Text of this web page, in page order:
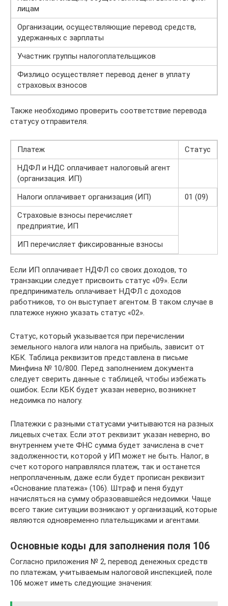
лицам
Организации, осуществляющие перевод средств,
удержанных с зарплаты
Участник группы налогоплательщиков
Физлицо осуществляет перевод денег в уплату
страховых взносов
Также необходимо проверить соответствие перевода
статусу отправителя.
Платеж
Статус
НДФЛ и НДС оплачивает налоговый агент
(организация. ИП)
Налоги оплачивает организация (ИП)
01 (09)
Страховые взносы перечисляет
предприятие, ИП
ИП перечисляет фиксированные взносы
Если ИП оплачивает НДФЛ со своих доходов, то
транзакции следует присвоить статус «09». Если
предприниматель оплачивает НДФЛ с доходов
работников, то он выступает агентом. В таком случае в
платежке нужно указать статус «02».
Статус, который указывается при перечислении
земельного налога или налога на прибыль, зависит от
КБК. Таблица реквизитов представлена в письме
Минфина № 10/800. Перед заполнением документа
следует сверить данные с таблицей, чтобы избежать
ошибок. Если КБК будет указан неверно, возникнет
недоимка по налогу.
Платежки с разными статусами учитываются на разных
лицевых счетах. Если этот реквизит указан неверно, во
внутреннем учете ФНС сумма будет зачислена в счет
задолженности, которой у ИП может не быть. Налог, в
счет которого направлялся платеж, так и останется
непроплаченным, даже если будет прописан реквизит
«Основание платежа» (106). Штраф и пеня будут
начисляться на сумму образовавшейся недоимки. Чаще
всего такие ситуации возникают у организаций, которые
являются одновременно плательщиками и агентами.
Основные коды для заполнения поля 106
Согласно приложения № 2, перевод денежных средств
по платежам, учитываемым налоговой инспекцией, поле
106 может иметь следующие значения: